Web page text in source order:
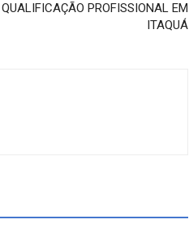
PROFISSIONAL EM
ITAQUÁ